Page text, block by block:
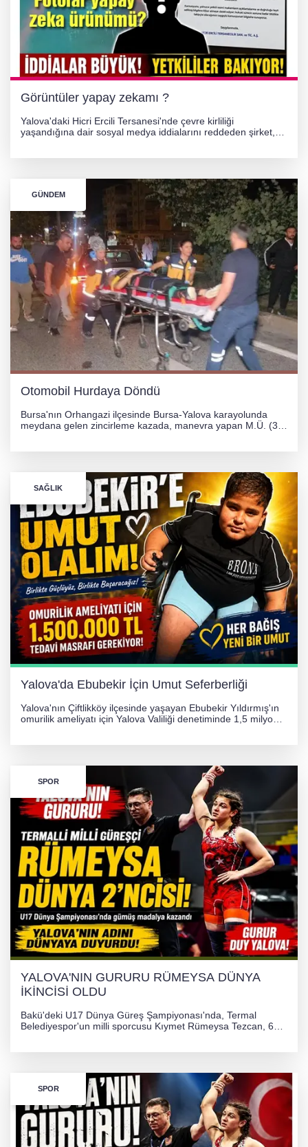
256 PARÇA ESER ELE GEÇİRİLDİ
Görüntüler yapay zekamı ?
Yalova'daki Hicri Ercili Tersanesi'nde çevre kirliliği
yaşandığına dair sosyal medya iddialarını reddeden şirket,
GÜNDEM
Otomobil Hurdaya Döndü
Bursa'nın Orhangazi ilçesinde Bursa-Yalova karayolunda
meydana gelen zincirleme kazada, manevra yapan M.Ü. (35)
SAĞLIK
Yalova'da Ebubekir İçin Umut Seferberliği
Yalova'nın Çiftlikköy ilçesinde yaşayan Ebubekir Yıldırmış'ın
omurilik ameliyatı için Yalova Valiliği denetiminde 1,5 milyon
SPOR
YALOVA'NIN GURURU RÜMEYSA DÜNYA
İKİNCİSİ OLDU
Bakü'deki U17 Dünya Güreş Şampiyonası'nda, Termal
Belediyespor'un milli sporcusu Kıymet Rümeysa Tezcan, 69
SPOR